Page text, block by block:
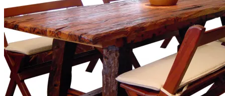
Mesadas
Muebles de Cocina
Muebles de Baño
Escaleras y Pisos
Aberturas y Portones
Accesorios
DURMIENTES
Durmientes y Tablas